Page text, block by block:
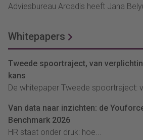
Adviesbureau Arcadis heeft Jana
Whitepapers
Tweede spoortraject, van
kans
De whitepaper Tweede spoortraject:
Van data naar inzichten: de
Benchmark 2026
HR staat onder druk: hoe...